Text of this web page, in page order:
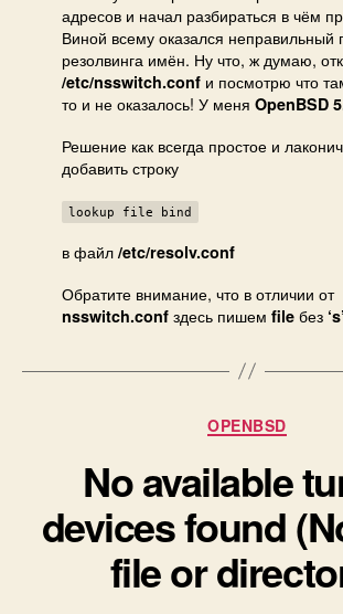
адресов и начал разбираться в чём
Виной всему оказался неправильный
резолвинга имён. Ну что, ж думаю,
/etc/nsswitch.conf и посмотрю что
то и не оказалось! У меня OpenBSD
Решение как всегда простое и
добавить строку
lookup file bind
в файл /etc/resolv.conf
Обратите внимание, что в отличии от
nsswitch.conf здесь пишем file без ‘s’
Категорії
OPENBSD
No available
devices found
file or